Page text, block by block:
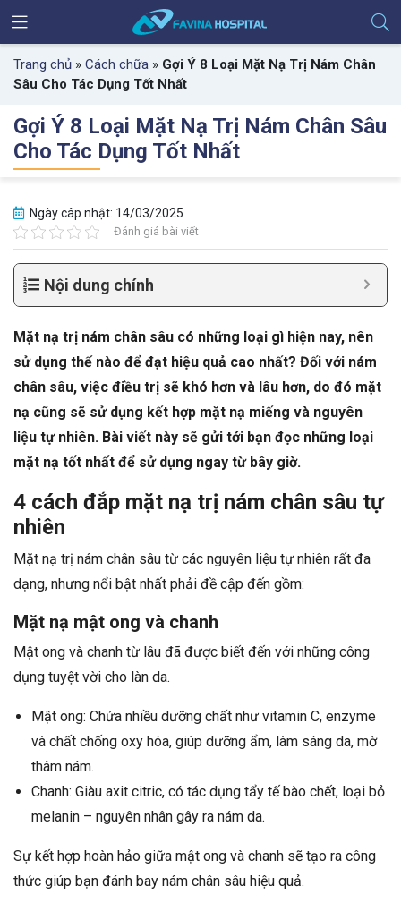
Trang chủ » Cách chữa » Gợi Ý 8 Loại Mặt Nạ Trị Nám Chân
Sâu Cho Tác Dụng Tốt Nhất
Gợi Ý 8 Loại Mặt Nạ Trị Nám Chân Sâu
Cho Tác Dụng Tốt Nhất
Ngày câp nhật: 14/03/2025
Đánh giá bài viết
Nội dung chính
Mặt nạ trị nám chân sâu có những loại gì hiện nay, nên
sử dụng thế nào để đạt hiệu quả cao nhất? Đối với nám
chân sâu, việc điều trị sẽ khó hơn và lâu hơn, do đó mặt
nạ cũng sẽ sử dụng kết hợp mặt nạ miếng và nguyên
liệu tự nhiên. Bài viết này sẽ gửi tới bạn đọc những loại
mặt nạ tốt nhất để sử dụng ngay từ bây giờ.
4 cách đắp mặt nạ trị nám chân sâu tự
nhiên
Mặt nạ trị nám chân sâu từ các nguyên liệu tự nhiên rất đa
dạng, nhưng nổi bật nhất phải đề cập đến gồm:
Mặt nạ mật ong và chanh
Mật ong và chanh từ lâu đã được biết đến với những công
dụng tuyệt vời cho làn da.
Mật ong: Chứa nhiều dưỡng chất như vitamin C, enzyme
và chất chống oxy hóa, giúp dưỡng ẩm, làm sáng da, mờ
thâm nám.
Chanh: Giàu axit citric, có tác dụng tẩy tế bào chết, loại bỏ
melanin – nguyên nhân gây ra nám da.
Sự kết hợp hoàn hảo giữa mật ong và chanh sẽ tạo ra công
thức giúp bạn đánh bay nám chân sâu hiệu quả.